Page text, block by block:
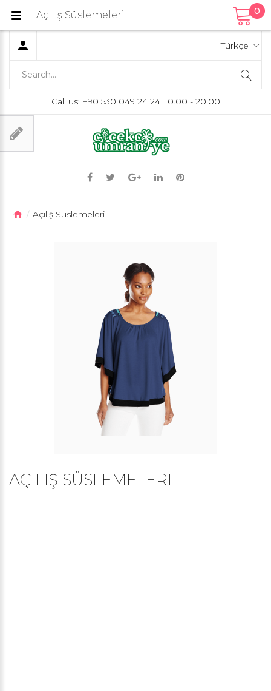
Türkçe
Call us: +90 530 049 24 24 10.00 - 20.00
0
Açılış Süslemeleri
AÇILIŞ SÜSLEMELERI
Açılış Süslemeleri